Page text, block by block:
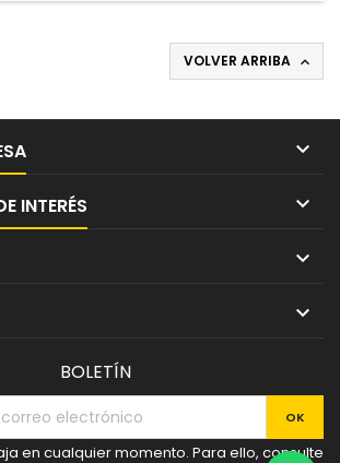
VOLVER ARRIBA 

INTERÉS 


BOLETÍN
en cualquier momento. Para ello, consulte